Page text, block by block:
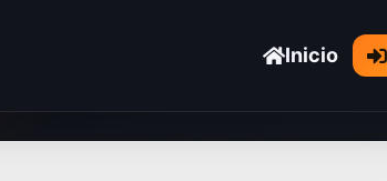
Inicio